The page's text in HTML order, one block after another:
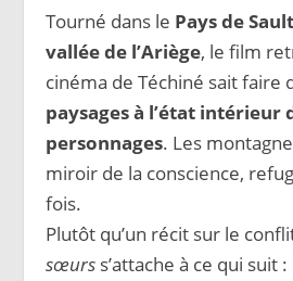
Tourné dans le Pays de Sault
vallée de l’Ariège, le film
cinéma de Téchiné sait faire
paysages à l’état intérieur
personnages. Les
miroir de la conscience,
fois.
Plutôt qu’un récit sur le
sœurs s’attache à ce qui suit :